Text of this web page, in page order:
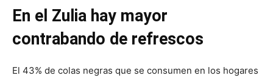
En el Zulia hay mayor
contrabando de refrescos
El 43% de colas negras que se consumen en los hogares